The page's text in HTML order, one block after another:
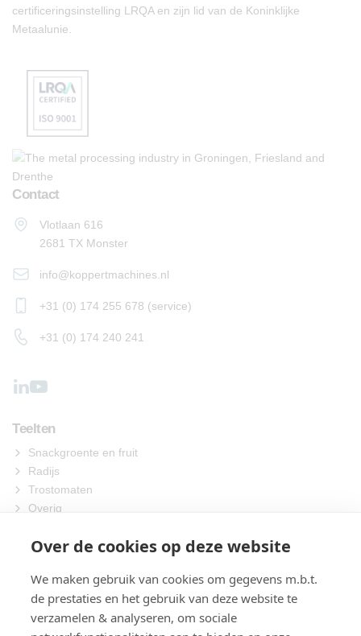
certificeringsinstelling LRQA en zijn lid van de Koninklijke
Metaalunie.
Contact
Vlotlaan 616
2681 TX Monster
info@koppertmachines.nl
+31 (0) 174 255 678 (service)
+31 (0) 174 240 241
Teelten
Snackgroente en fruit
Radijs
Trostomaten
Overig
Machines
Oogsten
Verwerken
Verpakken
Over de cookies op deze website
We maken gebruik van cookies om gegevens m.b.t.
de prestaties en het gebruik van deze website te
verzamelen & analyseren, om sociale